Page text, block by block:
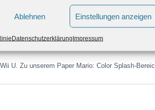
Ablehnen Einstellungen anzeigen
DatenschutzerklärungImpressum
Spielspaß ein: Von Klassiker bis Smartphone-
U. Zu unserem Paper Mario: Color Splash-